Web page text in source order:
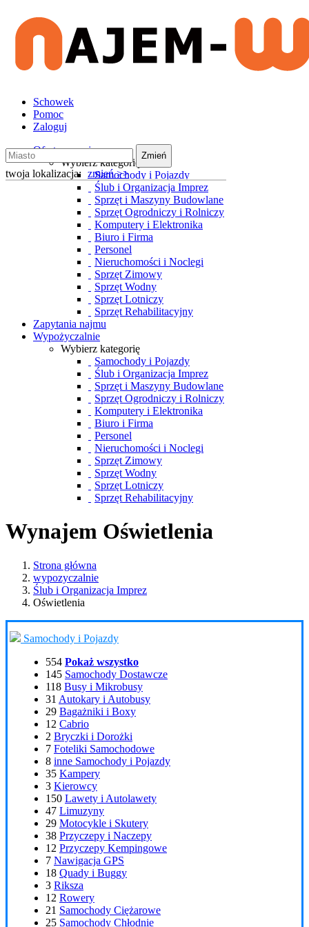
Schowek
Pomoc
Zaloguj
Zmień
twoja lokalizacja: zmień >>
Oferty wynajmu
Wybierz kategorię
Samochody i Pojazdy
Ślub i Organizacja Imprez
Sprzęt i Maszyny Budowlane
Sprzęt Ogrodniczy i Rolniczy
Komputery i Elektronika
Biuro i Firma
Personel
Nieruchomości i Noclegi
Sprzęt Zimowy
Sprzęt Wodny
Sprzęt Lotniczy
Sprzęt Rehabilitacyjny
Zapytania najmu
Wypożyczalnie
Wybierz kategorię
Samochody i Pojazdy
Ślub i Organizacja Imprez
Sprzęt i Maszyny Budowlane
Sprzęt Ogrodniczy i Rolniczy
Komputery i Elektronika
Biuro i Firma
Personel
Nieruchomości i Noclegi
Sprzęt Zimowy
Sprzęt Wodny
Sprzęt Lotniczy
Sprzęt Rehabilitacyjny
Wynajem Oświetlenia
Strona główna
wypozyczalnie
Ślub i Organizacja Imprez
Oświetlenia
Samochody i Pojazdy
554 Pokaż wszystko
145 Samochody Dostawcze
118 Busy i Mikrobusy
31 Autokary i Autobusy
29 Bagażniki i Boxy
12 Cabrio
2 Bryczki i Dorożki
7 Foteliki Samochodowe
8 inne Samochody i Pojazdy
35 Kampery
3 Kierowcy
150 Lawety i Autolawety
47 Limuzyny
29 Motocykle i Skutery
38 Przyczepy i Naczepy
12 Przyczepy Kempingowe
7 Nawigacja GPS
18 Quady i Buggy
3 Riksza
12 Rowery
21 Samochody Ciężarowe
25 Samochody Chłodnie